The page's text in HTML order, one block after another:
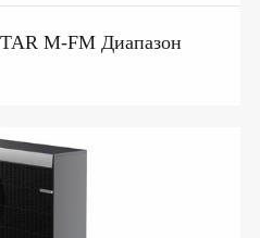
M-FM Диапазон